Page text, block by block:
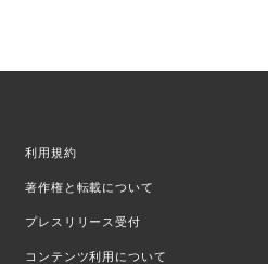
利用規約
著作権と転載について
プレスリリース受付
コンテンツ利用について